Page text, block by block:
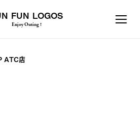
FUN LOGOS
Enjoy Outing !
ATC店